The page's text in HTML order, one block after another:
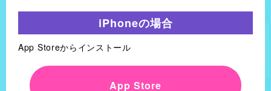
iPhoneの場合
App Storeからインストール
App Store